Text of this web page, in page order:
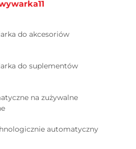
do akcesoriów
do suplementów
na zużywalne
automatyczny